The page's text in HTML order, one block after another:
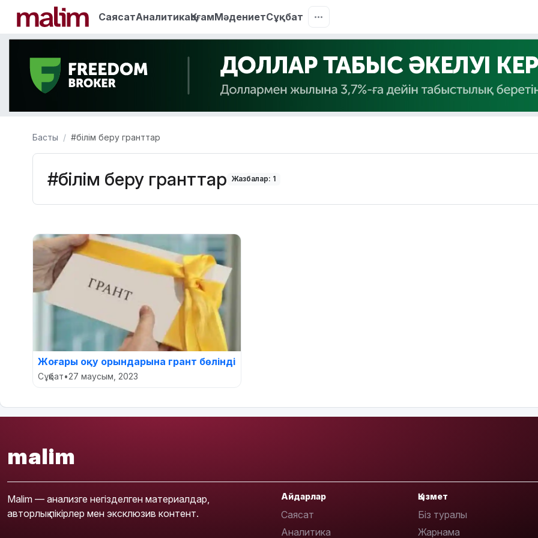
СаясатАналитикаҚоғамМәдениетСұқбат
Басты #білім беру гранттар
#білім беру гранттар Жазбалар: 1
Жоғары оқу орындарына грант бөлінді
Сұқбат•27 маусым, 2023
malim
Malim — анализге негізделген материалдар,
авторлық пікірлер мен эксклюзив контент.
Айдарлар
Саясат
Аналитика
Қызмет
Біз туралы
Жарнама